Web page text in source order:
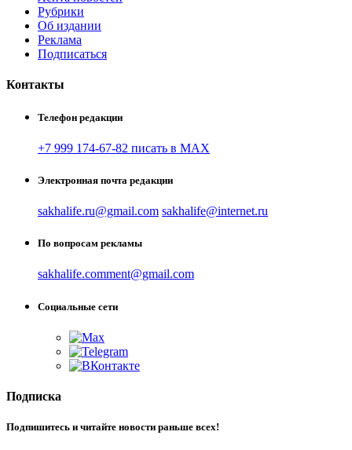
Рубрики
Об издании
Реклама
Подписаться
Контакты
Телефон редакции
+7 999 174-67-82 писать в MAX
Электронная почта редакции
sakhalife.ru@gmail.com sakhalife@internet.ru
По вопросам рекламы
sakhalife.comment@gmail.com
Социальные сети
Подписка
Подпишитесь и читайте новости раньше всех!